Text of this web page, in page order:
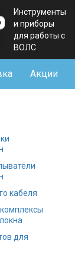
Инструменты
и приборы
для работы с
ВОЛС
Акции
кабеля
для